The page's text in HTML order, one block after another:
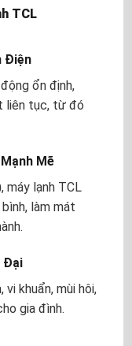
TCL
Điện
ổn định,
liên tục, từ đó
Mẽ
, máy lạnh TCL
làm mát
Đại
khuẩn, mùi hôi,
gia đình.